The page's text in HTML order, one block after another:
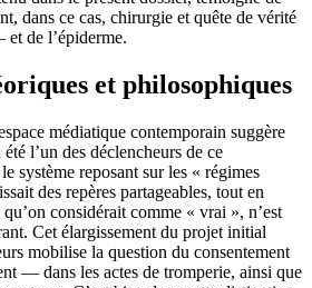
dans ce cas, chirurgie et quête de vérité
et de l’épiderme.
et philosophiques
médiatique contemporain suggère
l’un des déclencheurs de ce
système reposant sur les « régimes
des repères partageables, tout en
considérait comme « vrai », n’est
Cet élargissement du projet initial
mobilise la question du consentement
— dans les actes de tromperie, ainsi que